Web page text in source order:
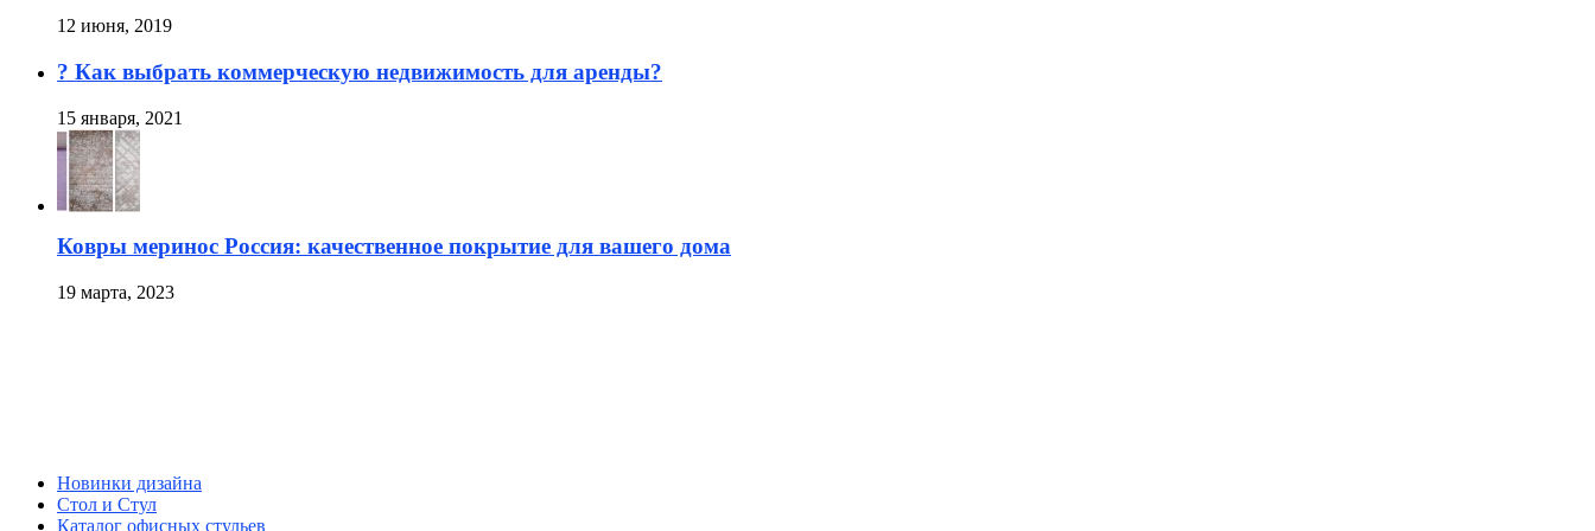
12 июня, 2019
? Как выбрать коммерческую недвижимость для аренды?
15 января, 2021
Ковры меринос Россия: качественное покрытие для вашего дома
19 марта, 2023
Новинки дизайна
Стол и Стул
Каталог офисных стульев